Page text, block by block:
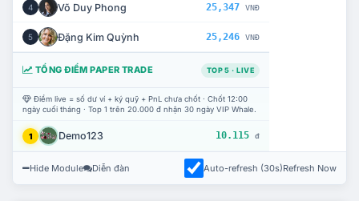
4 Võ Duy Phong 25,347 VNĐ
5 Đặng Kim Quỳnh 25,246 VNĐ
TỔNG ĐIỂM PAPER TRADE TOP 5 · LIVE
Điểm live = số dư ví + ký quỹ + PnL chưa chốt · Chốt 12:00
ngày cuối tháng · Top 1 trên 20.000 đ nhận 30 ngày VIP Whale.
1 Demo123 10.115 đ
Hide Module Diễn đàn Auto-refresh (30s)Refresh Now